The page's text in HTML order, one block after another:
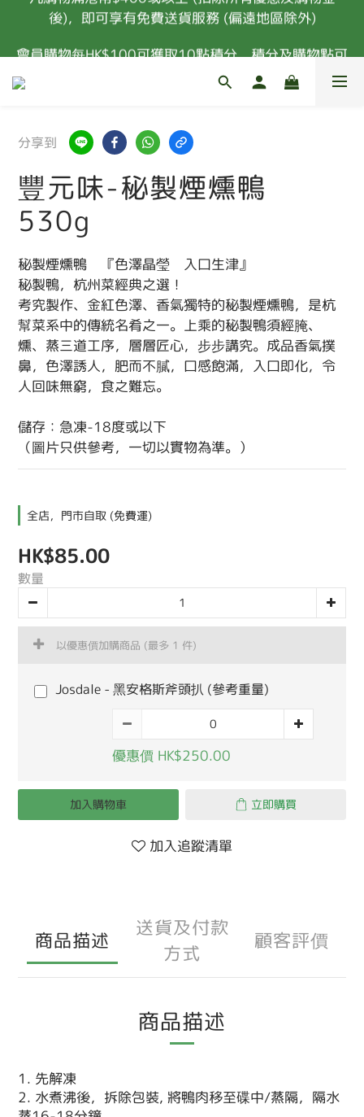
凡購物滿港幣$400或以上 (扣除所有優惠及購物金
後)，即可享有免費送貨服務 (偏遠地區除外)
會員購物每HK$100可獲取10點積分，積分及購物點可
凡購物滿港幣$400或以上 (扣除所有優惠及購物金
後)，即可享有免費送貨服務 (偏遠地區除外)
分享到
豐元味-秘製煙燻鴨
530g
秘製煙燻鴨　『色澤晶瑩　入口生津』
秘製鴨，杭州菜經典之選！
考究製作、金紅色澤、香氣獨特的秘製煙燻鴨，是杭
幫菜系中的傳統名肴之一。上乘的秘製鴨須經腌、
燻、蒸三道工序，層層匠心，步步講究。成品香氣撲
鼻，色澤誘人，肥而不膩，口感飽滿，入口即化，令
人回味無窮，食之難忘。
儲存：急凍-18度或以下
（圖片只供參考，一切以實物為準。）
全店，門市自取 (免費運)
HK$85.00
數量
以優惠價加購商品 (最多 1 件)
Josdale - 黑安格斯斧頭扒 (參考重量)
優惠價 HK$250.00
加入購物車 立即購買
加入追蹤清單
商品描述
送貨及付款
方式
顧客評價
商品描述
1. 先解凍
2. 水煮沸後，拆除包裝, 將鴨肉移至碟中/蒸隔，隔水